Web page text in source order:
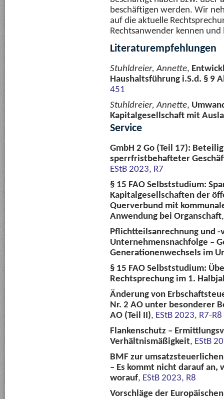
beschäftigen werden. Wir
auf die aktuelle
Rechtsanwender kennen
Literaturempfehlungen
Stuhldreier, Annette,
Haushaltsführung i.S.d. § 9
451
Stuhldreier, Annette,
Kapitalgesellschaft mit
Service
GmbH 2 Go (Teil 17):
sperrfristbehafteter
EStB 2023, R7
§ 15 FAO Selbststudium:
Kapitalgesellschaften der
Querverbund mit
Anwendung bei Organschaft
Pflichtteilsanrechnung und
Unternehmensnachfolge –
Generationenwechsels im
§ 15 FAO Selbststudium:
Rechtsprechung im 1.
Änderung von
Nr. 2 AO unter besonderer
AO (Teil II), EStB 2023, R7-R8
Flankenschutz –
Verhältnismäßigkeit, EStB
BMF zur
– Es kommt nicht darauf
worauf, EStB 2023, R8
Vorschläge der